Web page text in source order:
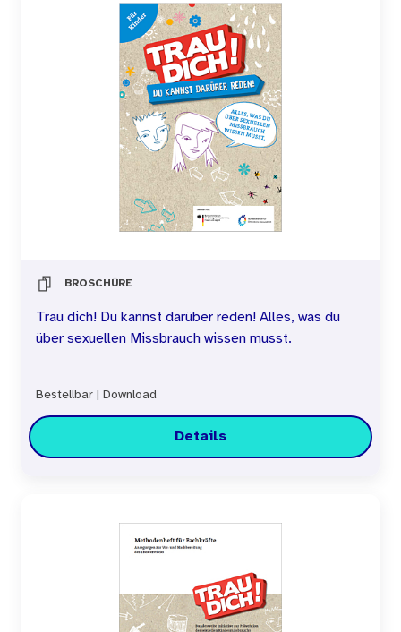
BROSCHÜRE
Trau dich! Du kannst darüber reden! Alles, was du
über sexuellen Missbrauch wissen musst.
Bestellbar Download
Details